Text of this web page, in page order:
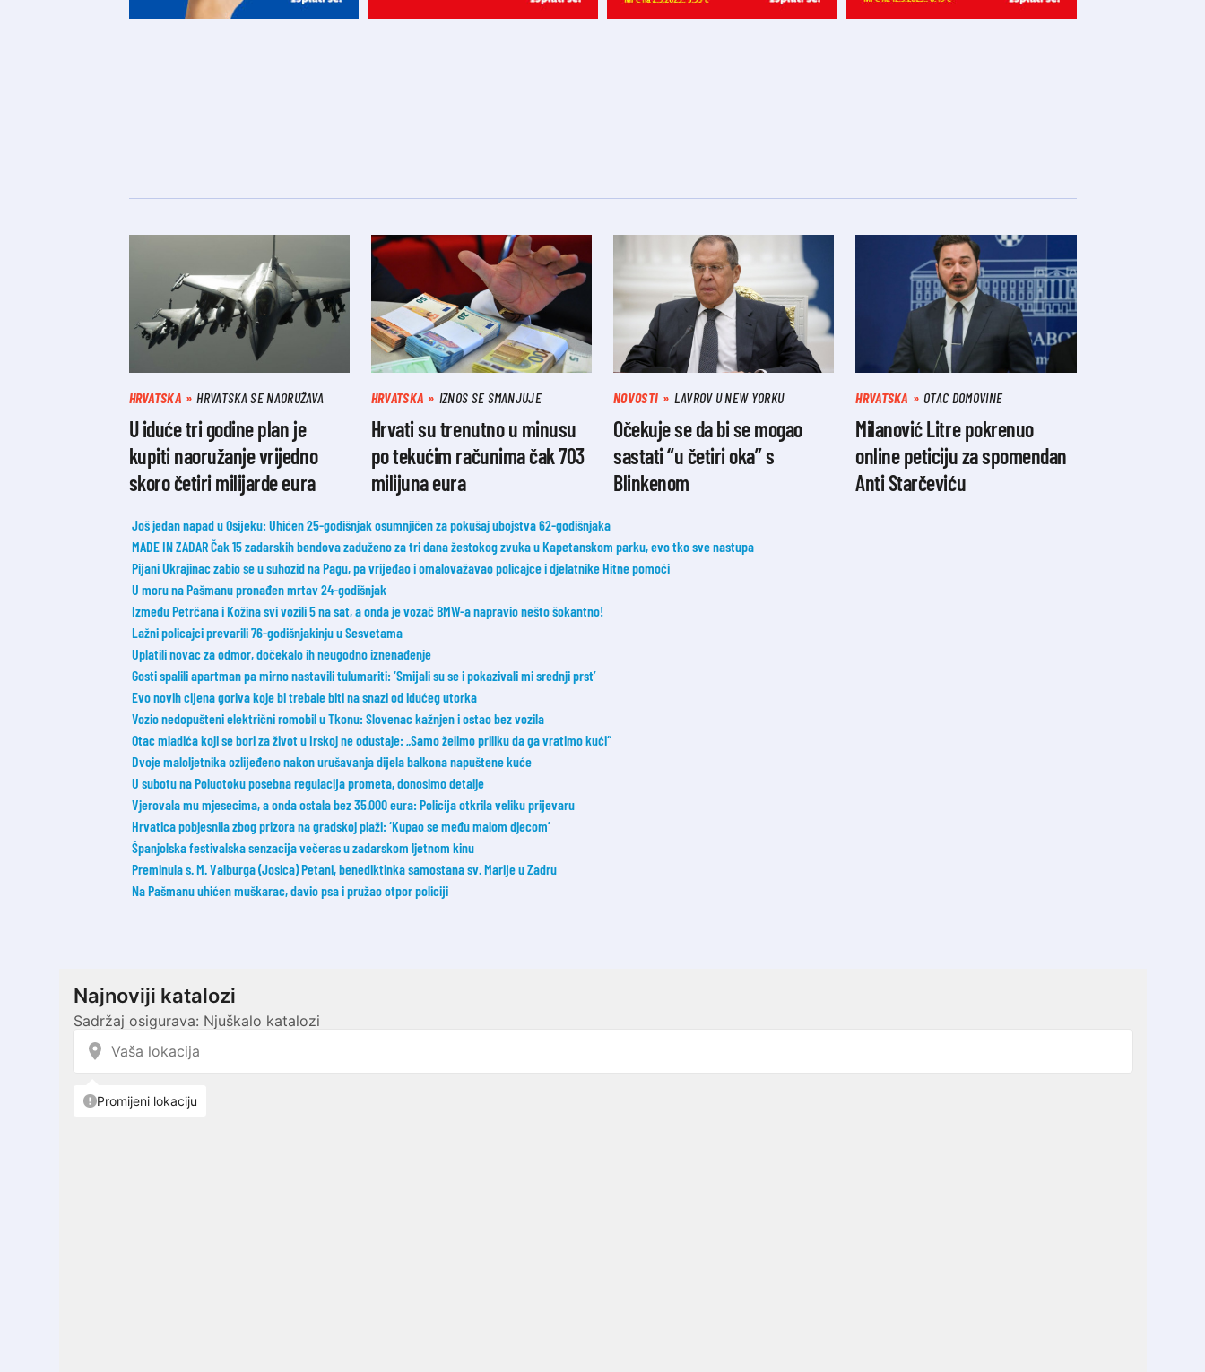
HRVATSKA HRVATSKA SE NAORUŽAVA
U iduće tri godine plan je
kupiti naoružanje vrijedno
skoro četiri milijarde eura
HRVATSKA IZNOS SE SMANJUJE
Hrvati su trenutno u minusu
po tekućim računima čak 703
milijuna eura
NOVOSTI LAVROV U NEW YORKU
Očekuje se da bi se mogao
sastati “u četiri oka” s
Blinkenom
HRVATSKA OTAC DOMOVINE
Milanović Litre pokrenuo
online peticiju za spomendan
Anti Starčeviću
Još jedan napad u Osijeku: Uhićen 25-godišnjak osumnjičen za pokušaj ubojstva 62-godišnjaka
MADE IN ZADAR Čak 15 zadarskih bendova zaduženo za tri dana žestokog zvuka u Kapetanskom parku, evo tko sve nastupa
Pijani Ukrajinac zabio se u suhozid na Pagu, pa vrijeđao i omalovažavao policajce i djelatnike Hitne pomoći
U moru na Pašmanu pronađen mrtav 24-godišnjak
Između Petrčana i Kožina svi vozili 5 na sat, a onda je vozač BMW-a napravio nešto šokantno!
Lažni policajci prevarili 76-godišnjakinju u Sesvetama
Uplatili novac za odmor, dočekalo ih neugodno iznenađenje
Gosti spalili apartman pa mirno nastavili tulumariti: ‘Smijali su se i pokazivali mi srednji prst’
Evo novih cijena goriva koje bi trebale biti na snazi od idućeg utorka
Vozio nedopušteni električni romobil u Tkonu: Slovenac kažnjen i ostao bez vozila
Otac mladića koji se bori za život u Irskoj ne odustaje: „Samo želimo priliku da ga vratimo kući“
Dvoje maloljetnika ozlijeđeno nakon urušavanja dijela balkona napuštene kuće
U subotu na Poluotoku posebna regulacija prometa, donosimo detalje
Vjerovala mu mjesecima, a onda ostala bez 35.000 eura: Policija otkrila veliku prijevaru
Hrvatica pobjesnila zbog prizora na gradskoj plaži: ‘Kupao se među malom djecom’
Španjolska festivalska senzacija večeras u zadarskom ljetnom kinu
Preminula s. M. Valburga (Josica) Petani, benediktinka samostana sv. Marije u Zadru
Na Pašmanu uhićen muškarac, davio psa i pružao otpor policiji